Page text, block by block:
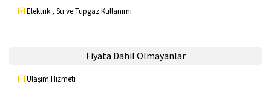
Elektrik , Su ve Tüpgaz Kullanımı
Fiyata Dahil Olmayanlar
Ulaşım Hizmeti